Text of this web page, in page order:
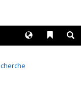
Liens
Langues